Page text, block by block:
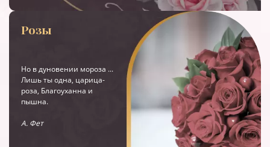
Розы
Но в дуновении мороза ...
Лишь ты одна, царица-
роза, Благоуханна и
пышна.
А. Фет